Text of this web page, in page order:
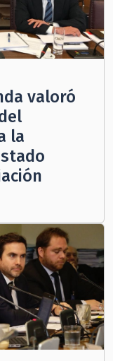
valoró
la